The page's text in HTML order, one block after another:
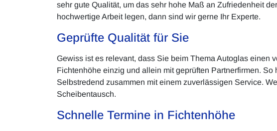
sehr gute Qualität, um das sehr hohe Maß an Zufriedenheit
hochwertige Arbeit legen, dann sind wir gerne Ihr Experte.
Geprüfte Qualität für Sie
Gewiss ist es relevant, dass Sie beim Thema Autoglas einen
Fichtenhöhe einzig und allein mit geprüften Partnerfirmen.
Selbstredend zusammen mit einem zuverlässigen Service.
Scheibentausch.
Schnelle Termine in Fichtenhöhe